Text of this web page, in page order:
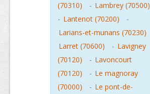
(70310)
- Lambrey (70500)
- Lantenot (70200)
-
Larians-et-munans (70230)
Larret (70600)
- Lavigney
(70120)
- Lavoncourt
(70120)
- Le magnoray
(70000)
- Le pont-de-